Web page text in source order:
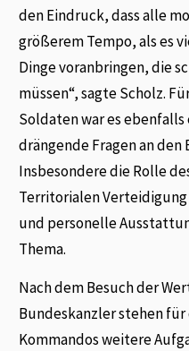
den Eindruck, dass alle
größerem Tempo, als es
Dinge voranbringen, die
müssen“, sagte Scholz.
Soldaten war es
drängende Fragen an
Insbesondere die Rolle
Territorialen
und personelle
Thema.
Nach dem Besuch der
Bundeskanzler stehen für
Kommandos weitere